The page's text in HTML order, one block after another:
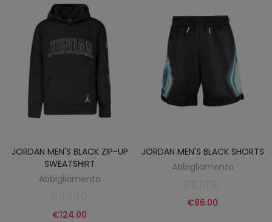
JORDAN MEN'S BLACK ZIP-UP
SWEATSHIRT
Abbigliamento
€124.00
JORDAN MEN'S BLACK SHORTS
Abbigliamento
€86.00